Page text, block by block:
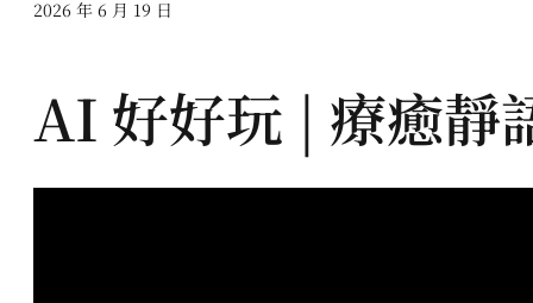
2026 年 6 月 19 日
AI 好好玩 | 療癒靜